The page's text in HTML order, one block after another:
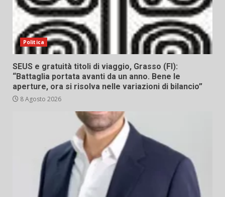
Politica
SEUS e gratuità titoli di viaggio, Grasso (FI):
“Battaglia portata avanti da un anno. Bene le
aperture, ora si risolva nelle variazioni di bilancio”
8 Agosto 2026